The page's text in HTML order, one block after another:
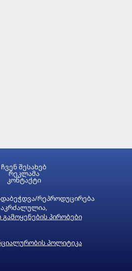
რეპროდუცირება
აკრძალულია,
გამოყენების პირობები
პოლიტიკა
ჩვენ შესახებ
რეკლამა
კონტაქტი